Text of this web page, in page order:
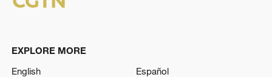
EXPLORE MORE
English
Español